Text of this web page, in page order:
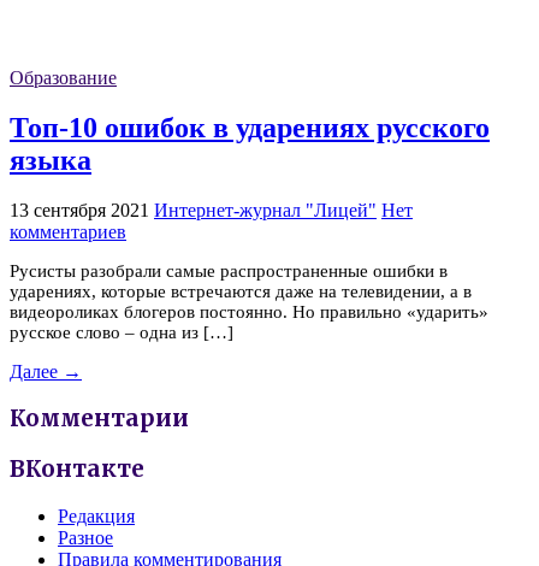
Образование
Топ-10 ошибок в ударениях русского
языка
13 сентября 2021 Интернет-журнал "Лицей" Нет
комментариев
Русисты разобрали самые распространенные ошибки в
ударениях, которые встречаются даже на телевидении, а в
видеороликах блогеров постоянно. Но правильно «ударить»
русское слово – одна из […]
Далее →
Комментарии
ВКонтакте
Редакция
Разное
Правила комментирования